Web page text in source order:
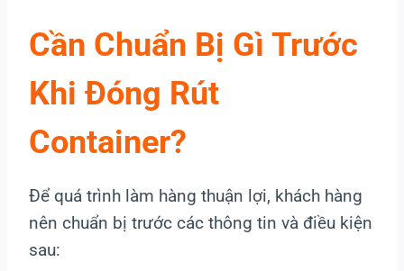
Cần Chuẩn Bị Gì Trước
Khi Đóng Rút
Container?
Để quá trình làm hàng thuận lợi, khách hàng
nên chuẩn bị trước các thông tin và điều kiện
sau: